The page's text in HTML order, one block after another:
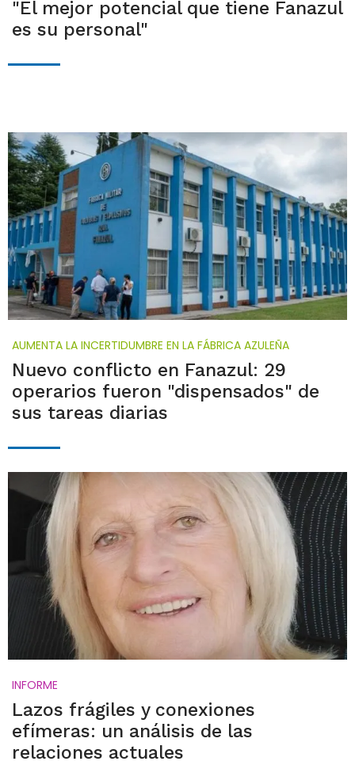
"El mejor potencial que tiene Fanazul
es su personal"
AUMENTA LA INCERTIDUMBRE EN LA FÁBRICA AZULEÑA
Nuevo conflicto en Fanazul: 29
operarios fueron "dispensados" de
sus tareas diarias
INFORME
Lazos frágiles y conexiones
efímeras: un análisis de las
relaciones actuales